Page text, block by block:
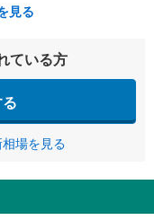
見る
ている方
場を見る